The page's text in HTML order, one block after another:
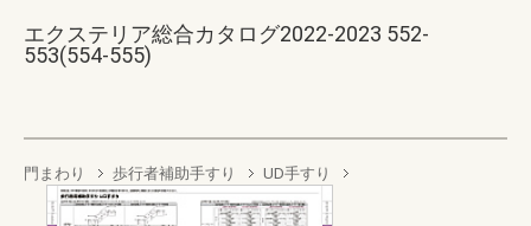
エクステリア総合カタログ2022-2023 552-
553(554-555)
門まわり 歩行者補助手すり UD手すり